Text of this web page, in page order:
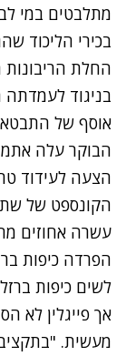
מתלבטים במי
בכירי הליכוד
החלת הריבונות
בניגוד
אוסף של
הבוקר עלה
הצעה לעידוד
הקונספט של שתי
עשרה אחוזים
הפרדה כיפות
לשים כיפות
אך פייגלין לא
מעשית.